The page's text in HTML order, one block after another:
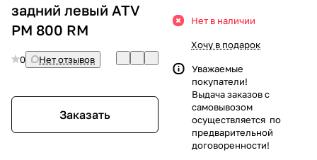
задний левый ATV
РМ 800 RM
0 Нет отзывов
Заказать
Нет в наличии
Хочу в подарок
Уважаемые
покупатели!
Выдача заказов с
самовывозом
осуществляется по
предварительной
договоренности!